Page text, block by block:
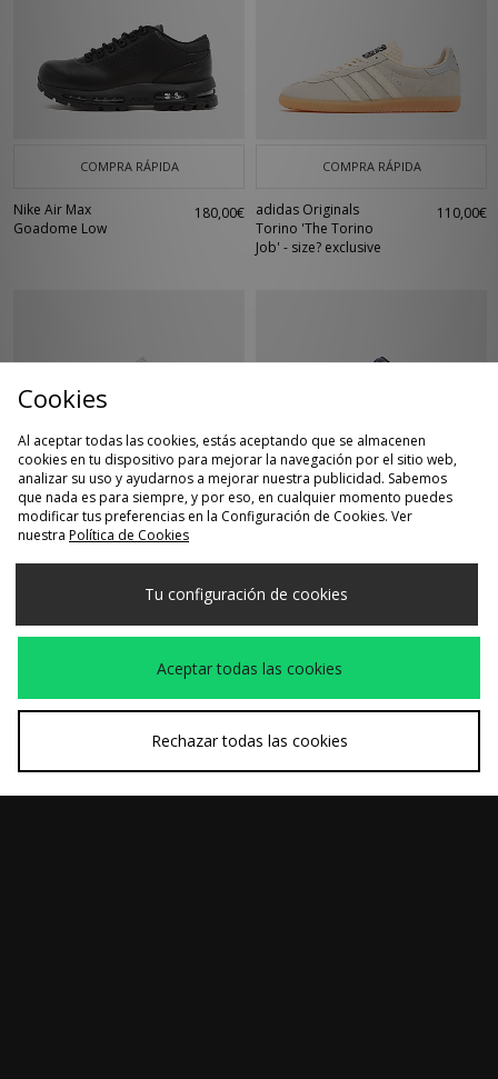
COMPRA RÁPIDA
Nike Air Max
Goadome Low
180,00€
COMPRA RÁPIDA
adidas Originals
Torino 'The Torino
Job' - size? exclusive
110,00€
COMPRA RÁPIDA
ASICS GEL-KAYANO
COMPRA RÁPIDA
Cookies
Al aceptar todas las cookies, estás aceptando que se almacenen
cookies en tu dispositivo para mejorar la navegación por el sitio web,
analizar su uso y ayudarnos a mejorar nuestra publicidad. Sabemos
que nada es para siempre, y por eso, en cualquier momento puedes
modificar tus preferencias en la Configuración de Cookies. Ver
nuestra Política de Cookies
Tu configuración de cookies
Aceptar todas las cookies
Rechazar todas las cookies